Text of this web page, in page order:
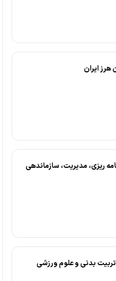
هرز ایران
ریزی، مدیریت، سازماندهی
تربیت بدنی و علوم ورزشی